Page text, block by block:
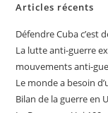
Articles récents
Défendre Cuba c’est
La lutte anti-guerre
mouvements anti-
Le monde a besoin
Bilan de la guerre en